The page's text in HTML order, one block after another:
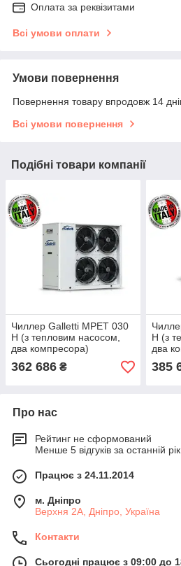
Оплата за реквізитами
Всі умови оплати
Умови повернення
Повернення товару впродовж 14
Всі умови повернення
Подібні товари компанії
Чиллер Galletti MPET 030
H (з тепловим насосом,
два компресора)
362 686 ₴
H (з
два
385
Про нас
Рейтинг не сформований
Менше 5 відгуків за останній рік
Працює з 24.11.2014
м. Дніпро
Верхня 2А, Дніпро, Україна
Контакти
Сьогодні працює з 09:00 до